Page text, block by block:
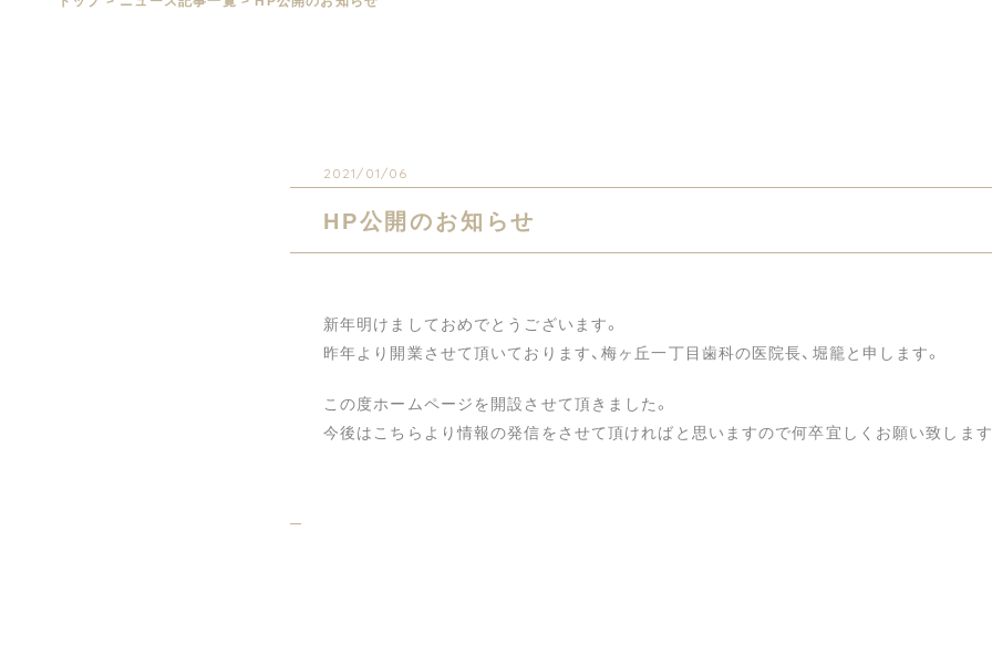
2021/01/06
HP公開のお知らせ
新年明けましておめでとうございます。
昨年より開業させて頂いております、梅ヶ丘一丁目歯科の医院長、堀籠と申します。
この度ホームページを開設させて頂きました。
今後はこちらより情報の発信をさせて頂ければと思いますので何卒宜しくお願い致しま